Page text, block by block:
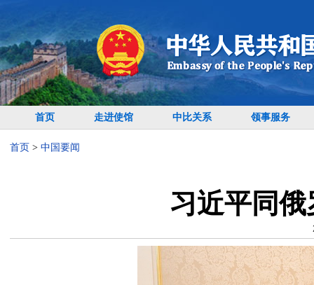
首页 走进使馆 中比关系 领事服务
首页 > 中国要闻
习近平同